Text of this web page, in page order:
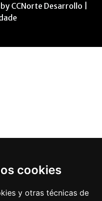
cookies
y otras técnicas de
CCNorte Desarrollo